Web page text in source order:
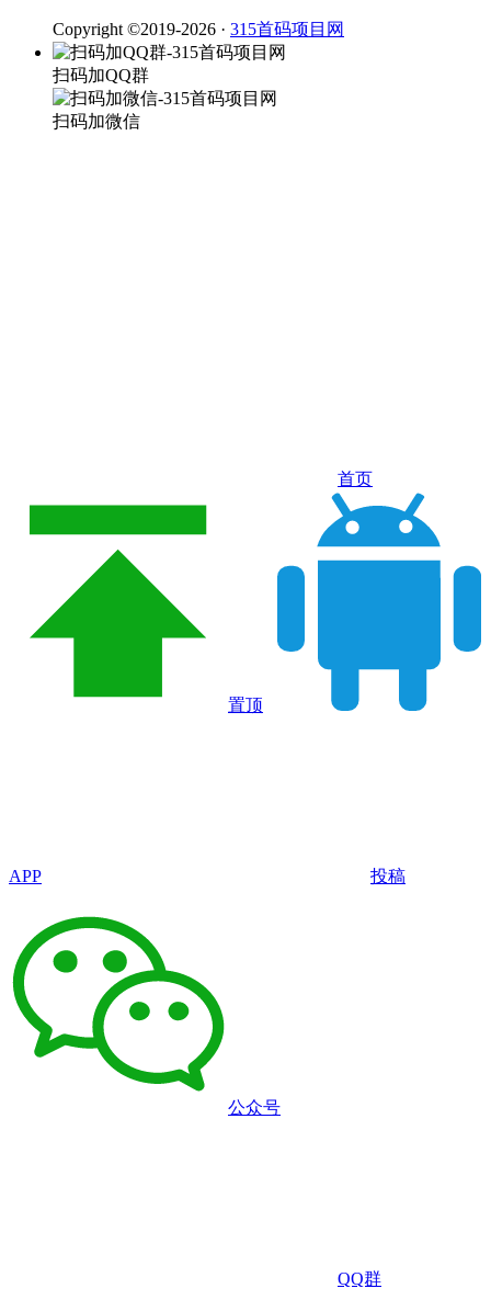
Copyright ©2019-2026 · 315首码项目网
扫码加QQ群
扫码加微信
首页
置顶
APP 投稿
公众号
QQ群